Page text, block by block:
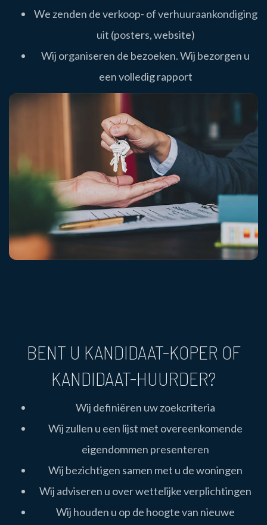
We zenden de verkoop- of verhuuraankondiging
uit (posters, website)
Wij organiseren de bezoeken. Wij bezorgen u
een volledig rapport
BENT U KANDIDAAT-KOPER OF
KANDIDAAT-HUURDER?
Wij definiëren uw zoekcriteria
Wij zullen u een lijst met overeenkomende
eigendommen presenteren
Wij bezichtigen samen met u de woningen
Wij adviseren u over wettelijke verplichtingen
Wij houden u op de hoogte van nieuwe